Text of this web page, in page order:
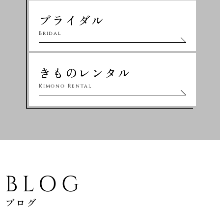
ブライダル
Bridal
きものレンタル
Kimono Rental
BLOG
ブログ